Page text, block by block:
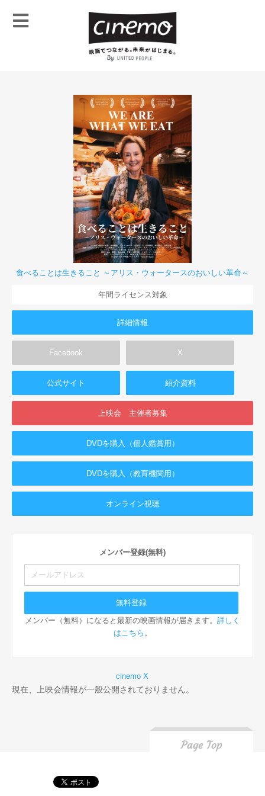
食べることは生きること ～アリス・ウォータースのおいしい革命～
年間ライセンス対象
詳細情報
Facebook X
公式サイト 紹介資料
上映会 主催者募集
DVDを購入（個人鑑賞用）
DVDを購入（教育機関用）
オンライン視聴
メンバー登録(無料)
メンバー（無料）になると最新の映画情報が届きます。 詳しく
はこちら 。
cinemo X
現在、上映会情報が一般公開されておりません。